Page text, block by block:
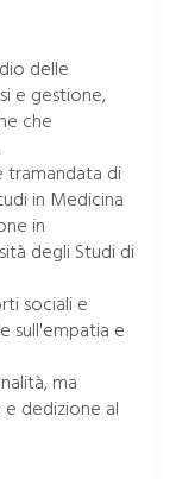
delle
e gestione,
che
tramandata di
in Medicina
in
degli Studi di
sociali e
sull'empatia e
ma
dedizione al